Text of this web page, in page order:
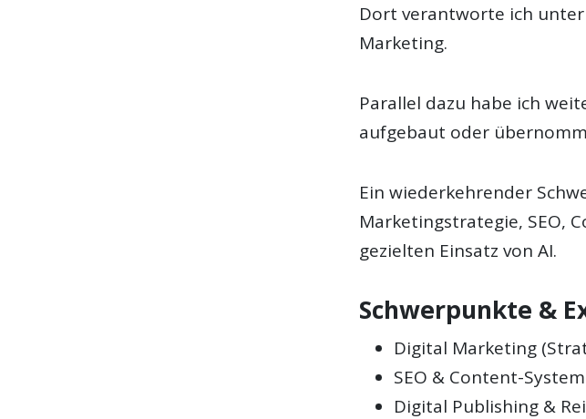
Dort verantworte ich
Marketing.
Parallel dazu habe ich
aufgebaut oder
Ein wiederkehrender
Marketingstrategie, SEO,
gezielten Einsatz von AI.
Schwerpunkte &
Digital Marketing
SEO & Content-
Digital Publishing &